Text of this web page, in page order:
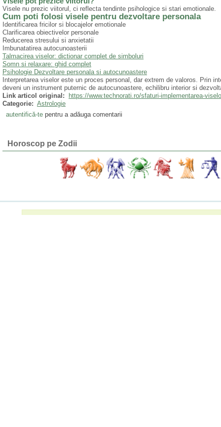
Visele nu prezic viitorul, ci reflecta tendinte psihologice si stari emotionale.
Cum poti folosi visele pentru dezvoltare personala
Identificarea fricilor si blocajelor emotionale
Clarificarea obiectivelor personale
Reducerea stresului si anxietatii
Imbunatatirea autocunoasterii
Talmacirea viselor: dictionar complet de simboluri
Somn si relaxare: ghid complet
Psihologie Dezvoltare personala si autocunoastere
Interpretarea viselor este un proces personal, dar extrem de valoros. Prin
deveni un instrument puternic de autocunoastere, echilibru interior si
Link articol original:
https://www.technorati.ro/sfaturi-implementarea-
Categorie: Astrologie
autentifică-tepentru a adăuga comentarii
Horoscop pe Zodii